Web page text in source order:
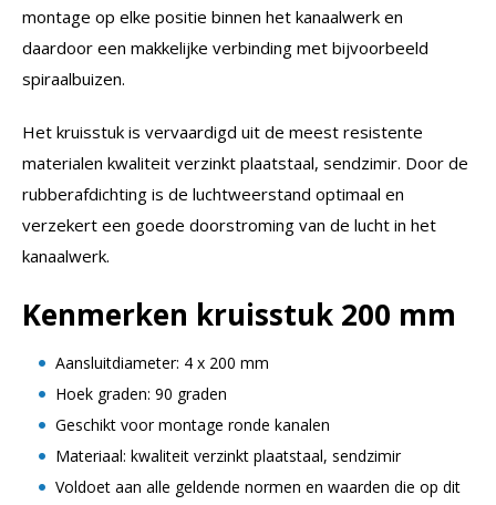
montage op elke positie binnen het kanaalwerk en
daardoor een makkelijke verbinding met bijvoorbeeld
spiraalbuizen.
Het kruisstuk is vervaardigd uit de meest resistente
materialen kwaliteit verzinkt plaatstaal, sendzimir. Door de
rubberafdichting is de luchtweerstand optimaal en
verzekert een goede doorstroming van de lucht in het
kanaalwerk.
Kenmerken kruisstuk 200 mm
Aansluitdiameter: 4 x 200 mm
Hoek graden: 90 graden
Geschikt voor montage ronde kanalen
Materiaal: kwaliteit verzinkt plaatstaal, sendzimir
Voldoet aan alle geldende normen en waarden die op dit